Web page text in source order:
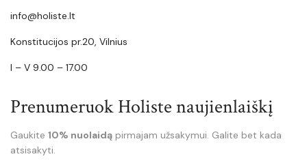
info@holiste.lt
Konstitucijos pr.20, Vilnius
I – V 9.00 – 17.00
Prenumeruok Holiste naujienlaiškį
Gaukite 10% nuolaidą pirmajam užsakymui. Galite bet kada
atsisakyti.